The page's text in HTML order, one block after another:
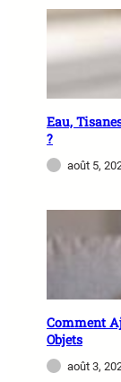
Eau,
?
août 5,
Comment
Objets
août 3,